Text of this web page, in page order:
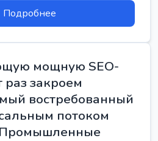
Подробнее
мощную SEO-
раз закроем
востребованный
потоком